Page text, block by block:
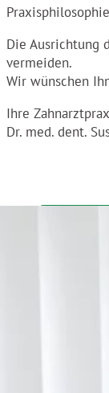
Die Ausrichtung
vermeiden.
Wir wünschen
Ihre
Dr. med. dent.